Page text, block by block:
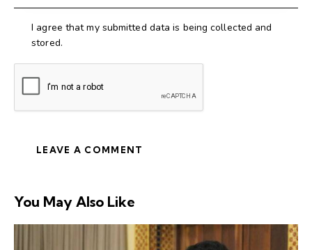
I agree that my submitted data is being collected and
stored.
You May Also Like